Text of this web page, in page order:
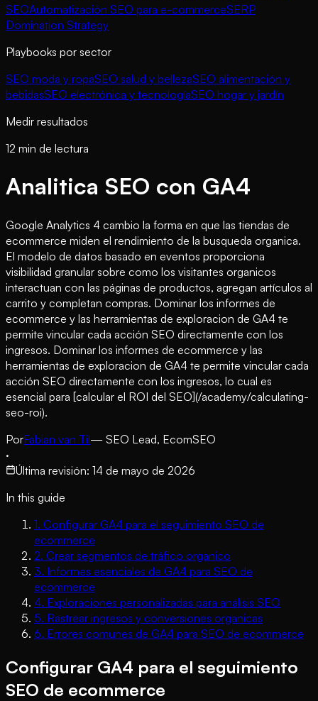
SEOAutomatización SEO para e-commerceSERP
Domination Strategy
Playbooks por sector
SEO moda y ropaSEO salud y bellezaSEO alimentación y
bebidasSEO electrónica y tecnologíaSEO hogar y jardín
Medir resultados
12 min de lectura
Analitica SEO con GA4
Google Analytics 4 cambio la forma en que las tiendas de
ecommerce miden el rendimiento de la busqueda organica.
El modelo de datos basado en eventos proporciona
visibilidad granular sobre como los visitantes organicos
interactuan con las páginas de productos, agregan artículos al
carrito y completan compras. Dominar los informes de
ecommerce y las herramientas de exploracion de GA4 te
permite vincular cada acción SEO directamente con los
ingresos. Dominar los informes de ecommerce y las
herramientas de exploracion de GA4 te permite vincular cada
acción SEO directamente con los ingresos, lo cual es
esencial para [calcular el ROI del SEO](/academy/calculating-
seo-roi).
PorFabian van Til— SEO Lead, EcomSEO
·
Última revisión: 14 de mayo de 2026
In this guide
1. Configurar GA4 para el seguimiento SEO de
ecommerce
2. Crear segmentos de tráfico organico
3. Informes esenciales de GA4 para SEO de
ecommerce
4. Exploraciones personalizadas para análisis SEO
5. Rastrear ingresos y conversiones organicas
6. Errores comunes de GA4 para SEO de ecommerce
Configurar GA4 para el seguimiento
SEO de ecommerce